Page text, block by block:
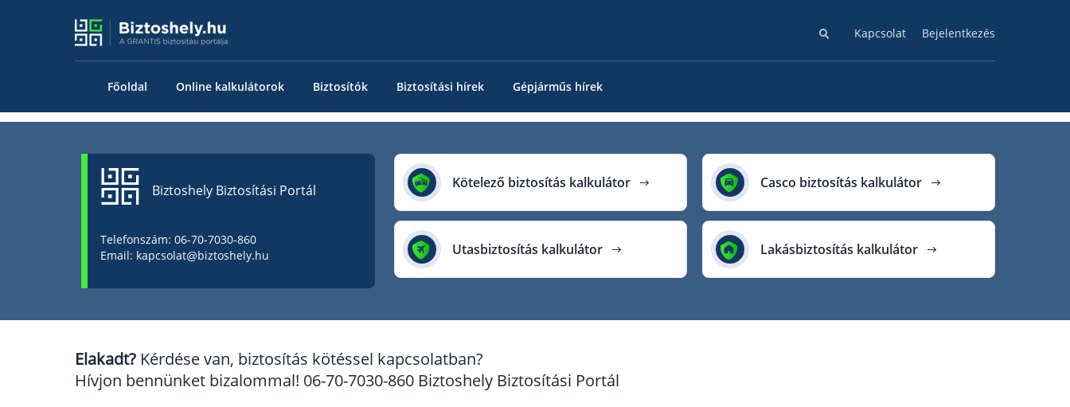
Kapcsolat Bejelentkezés
Főoldal Online kalkulátorok Biztosítók Biztosítási hírek Gépjárműs hírek
Biztoshely Biztosítási Portál
Telefonszám: 06-70-7030-860
Email: kapcsolat@biztoshely.hu
Kötelező biztosítás kalkulátor
Utasbiztosítás kalkulátor
Casco biztosítás kalkulátor
Lakásbiztosítás kalkulátor
Elakadt? Kérdése van, biztosítás kötéssel kapcsolatban?
Hívjon bennünket bizalommal! 06-70-7030-860 Biztoshely Biztosítási Portál